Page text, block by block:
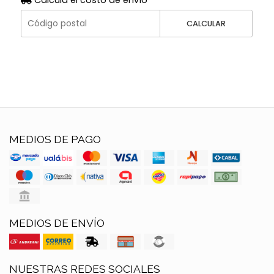
CALCULAR
MEDIOS DE PAGO
MEDIOS DE ENVÍO
NUESTRAS REDES SOCIALES